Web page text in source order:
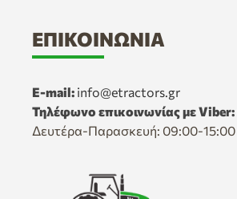
ΕΠΙΚΟΙΝΩΝΊΑ
E-mail: info@etractors.gr
Τηλέφωνο επικοινωνίας με Viber:
Δευτέρα-Παρασκευή: 09:00-15:00